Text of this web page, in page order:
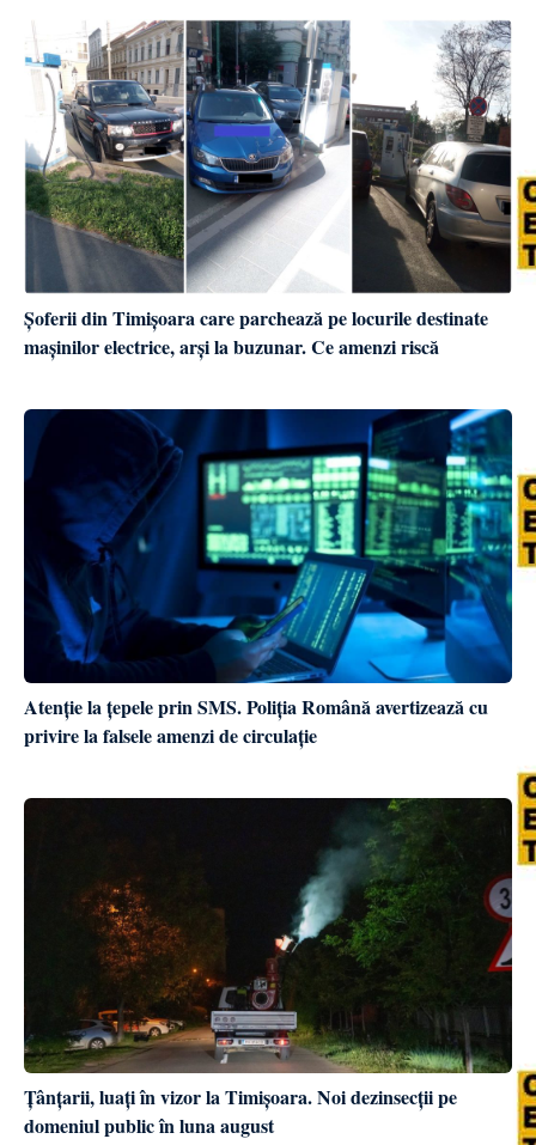
Șoferii din Timișoara care parchează pe locurile destinate
mașinilor electrice, arși la buzunar. Ce amenzi riscă
Atenție la țepele prin SMS. Poliția Română avertizează cu
privire la falsele amenzi de circulație
Țânțarii, luați în vizor la Timișoara. Noi dezinsecții pe
domeniul public în luna august